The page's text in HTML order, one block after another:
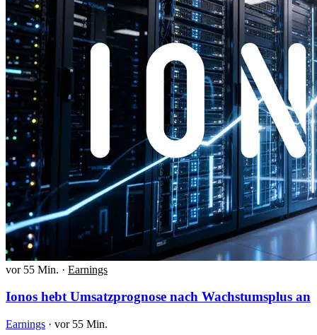
vor 55 Min. · Earnings
Ionos hebt Umsatzprognose nach Wachstumsplus an
Earnings · vor 55 Min.